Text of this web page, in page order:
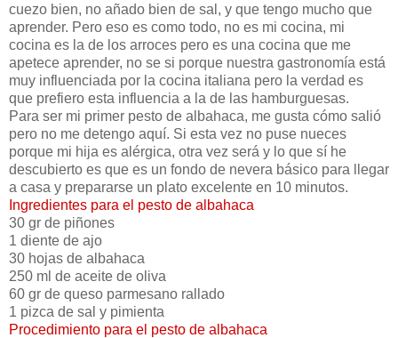
cuezo bien, no añado bien de sal, y que tengo mucho que
aprender. Pero eso es como todo, no es mi cocina, mi
cocina es la de los arroces pero es una cocina que me
apetece aprender, no se si porque nuestra gastronomía está
muy influenciada por la cocina italiana pero la verdad es
que prefiero esta influencia a la de las hamburguesas.
Para ser mi primer pesto de albahaca, me gusta cómo salió
pero no me detengo aquí. Si esta vez no puse nueces
porque mi hija es alérgica, otra vez será y lo que sí he
descubierto es que es un fondo de nevera básico para llegar
a casa y prepararse un plato excelente en 10 minutos.
Ingredientes para el pesto de albahaca
30 gr de piñones
1 diente de ajo
30 hojas de albahaca
250 ml de aceite de oliva
60 gr de queso parmesano rallado
1 pizca de sal y pimienta
Procedimiento para el pesto de albahaca